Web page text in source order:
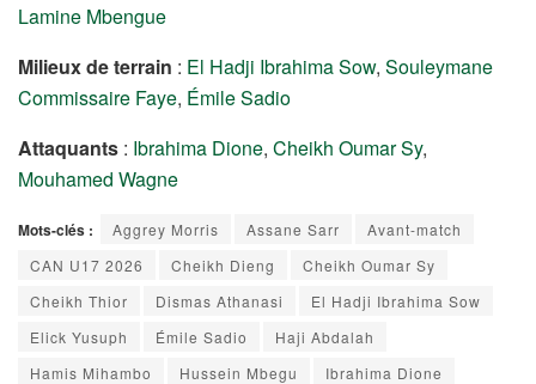
Lamine Mbengue
Milieux de terrain : El Hadji Ibrahima Sow, Souleymane
Commissaire Faye, Émile Sadio
Attaquants : Ibrahima Dione, Cheikh Oumar Sy,
Mouhamed Wagne
Mots-clés : Aggrey Morris Assane Sarr
Avant-match
CAN U17 2026
Cheikh Dieng
Cheikh Oumar Sy
Cheikh Thior
Dismas Athanasi
El Hadji Ibrahima Sow
Elick Yusuph
Émile Sadio
Haji Abdalah
Hamis Mihambo
Hussein Mbegu
Ibrahima Dione